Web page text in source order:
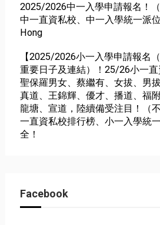
2025/2026中一入學申請報名！
中一直資私校、中一入學統一派
Hong
【2025/2026小一入學申請報名
重要日子及連結）！25/26小一直
聖保羅男女、蔡繼有、女拔、男
真道、王錦輝、優才、播道、福
龍塘、宣道，陸續備受注目！（
一直資私校排行榜、小一入學統
全！
Facebook